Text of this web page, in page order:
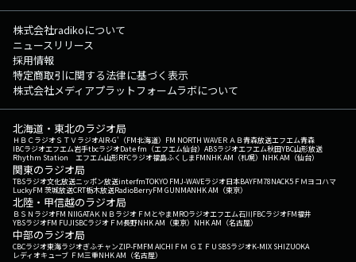
株式会社radikoについて
ニュースリリース
採用情報
特定商取引に関する法律に基づく表示
株式会社メディアプラットフォームラボについて
北海道・東北のラジオ局
ＨＢＣラジオＳＴＶラジオAIR-G'（FM北海道） FM NORTH WAVEＲＡＢ青森放送エフエム青森
IBCラジオエフエム岩手tbcラジオDate fm（エフエム仙台） ABSラジオエフエム秋田YBC山形放送
Rhythm Station エフエム山形RFCラジオ福島ふくしまFMNHK AM（札幌） NHK AM（仙台）
関東のラジオ局
TBSラジオ文化放送ニッポン放送interfmTOKYO FMJ-WAVEラジオ日本BAYFM78NACK5 ＦＭヨコハマ
LuckyFM 茨城放送CRT栃木放送RadioBerryFM GUNMANHK AM（東京）
北陸・甲信越のラジオ局
ＢＳＮラジオFM NIIGATAＫＮＢラジオ ＦＭとやまMROラジオエフエム石川FBCラジオFM福井
YBSラジオFM FUJISBCラジオ ＦＭ長野NHK AM（東京） NHK AM（名古屋）
中部のラジオ局
CBCラジオ東海ラジオぎふチャンZIP-FMFM AICHI ＦＭ ＧＩＦＵ SBSラジオK-MIX SHIZUOKA
レディオキューブ ＦＭ三重NHK AM（名古屋）